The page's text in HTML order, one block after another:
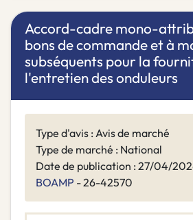
Accord-cadre mono-
bons de commande et à
subséquents pour la
l'entretien des onduleurs
Type d'avis : Avis de marché
Type de marché : National
Date de publication : 27/04/
BOAMP - 26-42570